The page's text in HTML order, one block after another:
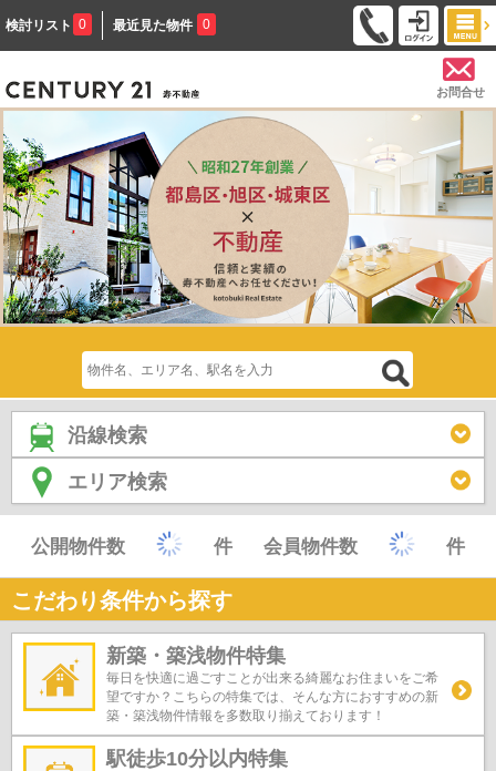
検討リスト 0 最近見た物件 0
お問合せ
沿線検索
エリア検索
公開物件数 件 会員物件数 件
こだわり条件から探す
新築・築浅物件特集
毎日を快適に過ごすことが出来る綺麗なお住まいをご希
望ですか？こちらの特集では、そんな方におすすめの新
築・築浅物件情報を多数取り揃えております！
駅徒歩10分以内特集